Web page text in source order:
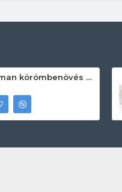
Prontoman körömbenövés kezelő gél tamponáláshoz 20 ml